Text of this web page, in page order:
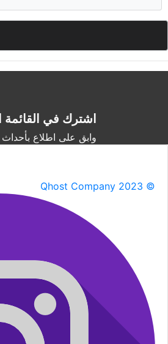
اشترك في القائمة
وابق على اطلاع بأحداث
Qhost Company 2023 ©